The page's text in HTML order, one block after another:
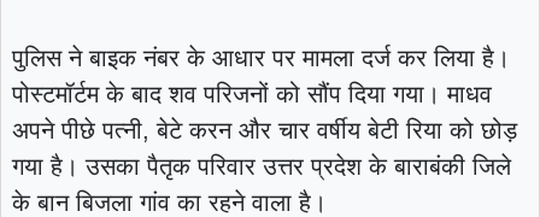
पुलिस ने बाइक नंबर के आधार पर मामला दर्ज कर लिया है।
पोस्टमॉर्टम के बाद शव परिजनों को सौंप दिया गया। माधव
अपने पीछे पत्नी, बेटे करन और चार वर्षीय बेटी रिया को छोड़
गया है। उसका पैतृक परिवार उत्तर प्रदेश के बाराबंकी जिले
के बान बिजला गांव का रहने वाला है।